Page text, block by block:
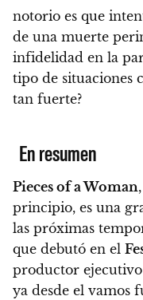
notorio es que
de una muerte
infidelidad en la
tipo de situaciones
tan fuerte?
En resumen
Pieces of a Woman
principio, es una
las próximas
que debutó en el
productor
ya desde el vamos